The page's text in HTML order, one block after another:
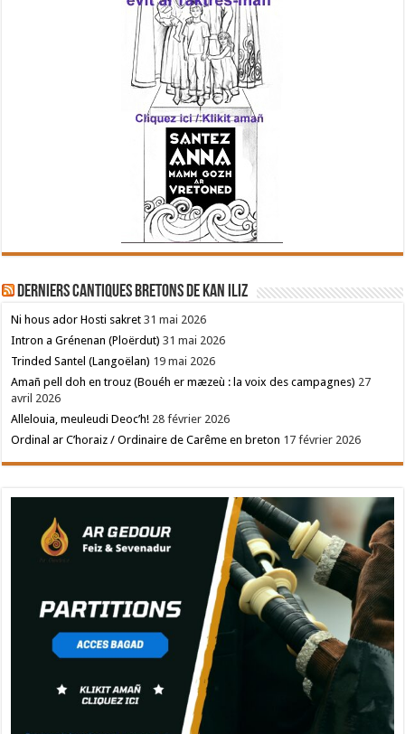
Derniers cantiques bretons de Kan Iliz
Ni hous ador Hosti sakret 31 mai 2026
Intron a Grénenan (Ploërdut) 31 mai 2026
Trinded Santel (Langoëlan) 19 mai 2026
Amañ pell doh en trouz (Bouéh er mæzeù : la voix des campagnes) 27
avril 2026
Allelouia, meuleudi Deoc’h! 28 février 2026
Ordinal ar C’horaiz / Ordinaire de Carême en breton 17 février 2026